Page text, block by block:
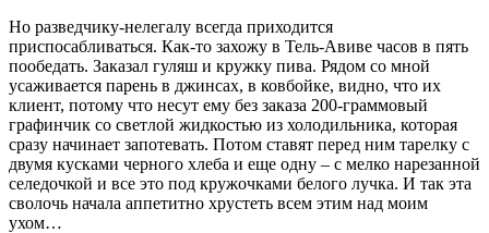
Но разведчику-нелегалу всегда приходится
приспосабливаться. Как-то захожу в Тель-Авиве часов в пять
пообедать. Заказал гуляш и кружку пива. Рядом со мной
усаживается парень в джинсах, в ковбойке, видно, что их
клиент, потому что несут ему без заказа 200-граммовый
графинчик со светлой жидкостью из холодильника, которая
сразу начинает запотевать. Потом ставят перед ним тарелку с
двумя кусками черного хлеба и еще одну – с мелко нарезанной
селедочкой и все это под кружочками белого лучка. И так эта
сволочь начала аппетитно хрустеть всем этим над моим
ухом…